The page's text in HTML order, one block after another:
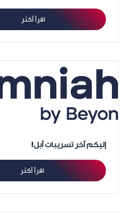
اقرأ أكثر
إليكم آخر تسريبات أبل!
اقرأ أكثر